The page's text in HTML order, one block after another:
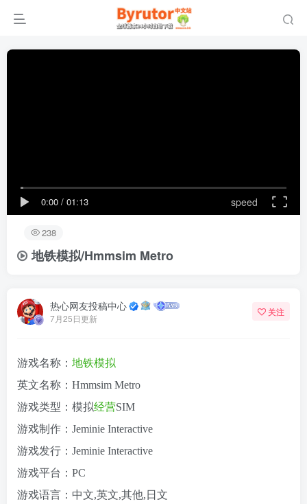
0:00 / 01:13 speed
238
地铁模拟/Hmmsim Metro
热心网友投稿中心
7月25日更新
关注
游戏名称： 地铁模拟
英文名称：Hmmsim Metro
游戏类型：模拟经营SIM
游戏制作：Jeminie Interactive
游戏发行：Jeminie Interactive
游戏平台：PC
游戏语言：中文,英文,其他,日文